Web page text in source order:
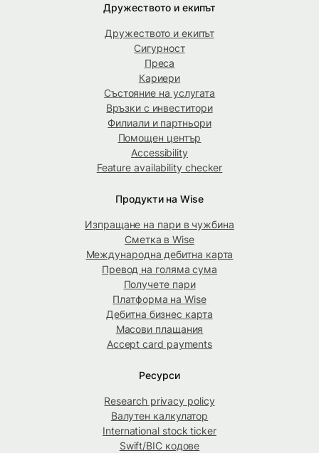
Дружеството и екипът
Дружеството и екипът
Сигурност
Преса
Кариери
Състояние на услугата
Връзки с инвеститори
Филиали и партньори
Помощен център
Accessibility
Feature availability checker
Продукти на Wise
Изпращане на пари в чужбина
Сметка в Wise
Международна дебитна карта
Превод на голяма сума
Получете пари
Платформа на Wise
Дебитна бизнес карта
Масови плащания
Accept card payments
Ресурси
Research privacy policy
Валутен калкулатор
International stock ticker
Swift/BIC кодове